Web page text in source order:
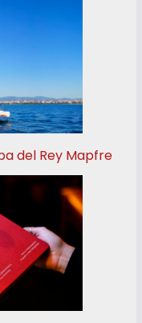
del Rey Mapfre